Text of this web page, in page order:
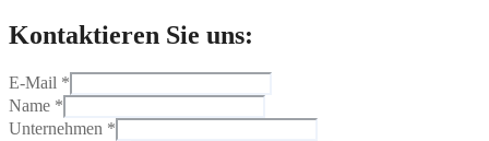
Kontaktieren Sie uns:
E-Mail *
Name *
Unternehmen *